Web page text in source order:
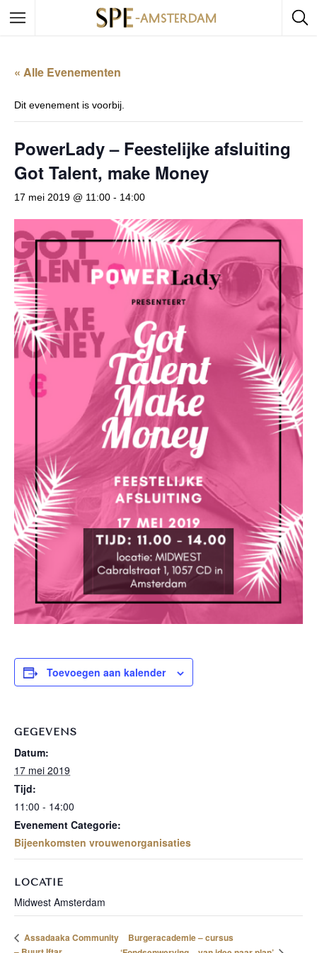
« Alle Evenementen
Dit evenement is voorbij.
PowerLady – Feestelijke afsluiting
Got Talent, make Money
17 mei 2019 @ 11:00 - 14:00
Toevoegen aan kalender
GEGEVENS
Datum:
17 mei 2019
Tijd:
11:00 - 14:00
Evenement Categorie:
Bijeenkomsten vrouwenorganisaties
LOCATIE
Midwest Amsterdam
Assadaaka Community
Burgeracademie – cursus